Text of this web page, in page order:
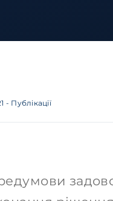
- Публікації